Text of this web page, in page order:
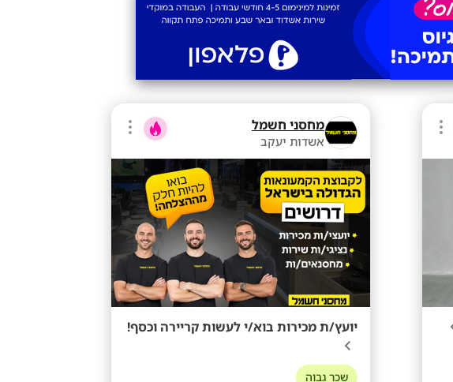
מחסני חשמל
אשדות יעקב
יועץ/ת מכירות בוא/י לעשות קריירה וכסף!
שכר גבוה